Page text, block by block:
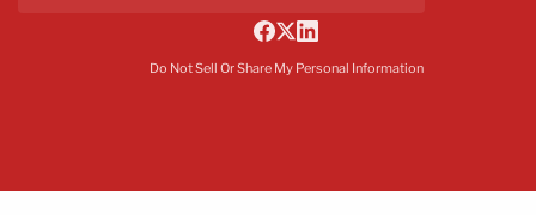
Do Not Sell Or Share My Personal Information